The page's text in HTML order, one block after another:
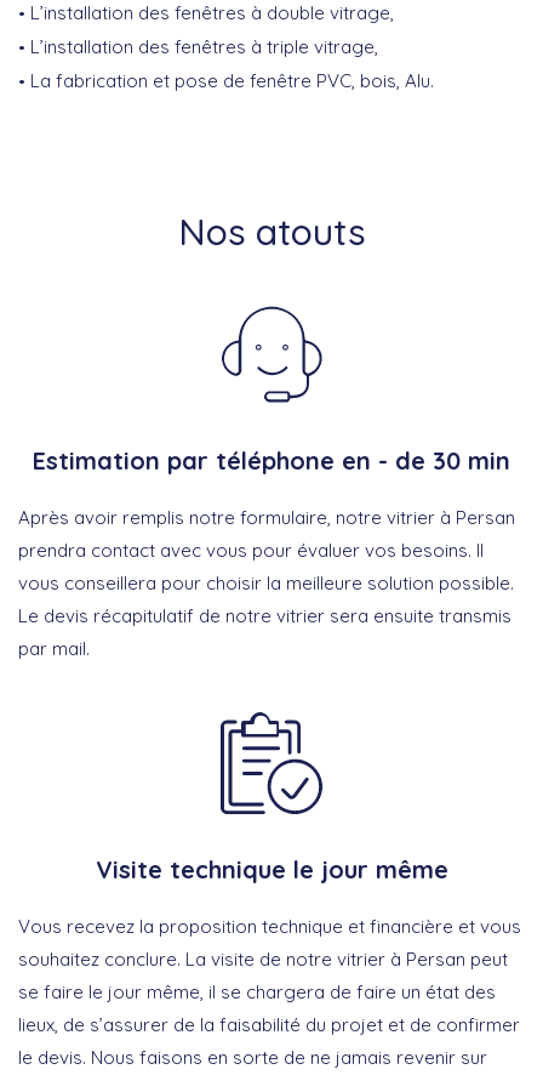
L’installation des fenêtres à double vitrage,
L’installation des fenêtres à triple vitrage,
La fabrication et pose de fenêtre PVC, bois, Alu.
Nos atouts
Estimation par téléphone en - de 30 min
Après avoir remplis notre formulaire, notre vitrier à Persan
prendra contact avec vous pour évaluer vos besoins. Il
vous conseillera pour choisir la meilleure solution possible.
Le devis récapitulatif de notre vitrier sera ensuite transmis
par mail.
Visite technique le jour même
Vous recevez la proposition technique et financière et vous
souhaitez conclure. La visite de notre vitrier à Persan peut
se faire le jour même, il se chargera de faire un état des
lieux, de s’assurer de la faisabilité du projet et de confirmer
le devis. Nous faisons en sorte de ne jamais revenir sur